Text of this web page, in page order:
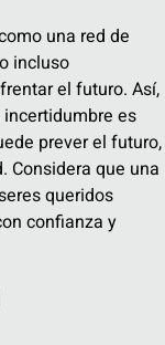
una red de
incluso
el futuro. Así,
es
prever el futuro,
Considera que una
queridos
confianza y